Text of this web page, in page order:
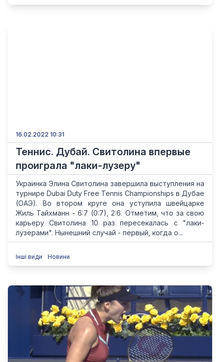
16.02.2022 10:31
Теннис. Дубай. Свитолина впервые
проиграла "лаки-лузеру"
Украинка Элина Свитолина завершила выступления на
турнире Dubai Duty Free Tennis Championships в Дубае
(ОАЭ). Во втором круге она уступила швейцарке
Жиль Тайхманн - 6:7 (0:7), 2:6. Отметим, что за свою
карьеру Свитолина 10 раз пересекалась с "лаки-
лузерами". Нынешний случай - первый, когда о...
Інші види Новини